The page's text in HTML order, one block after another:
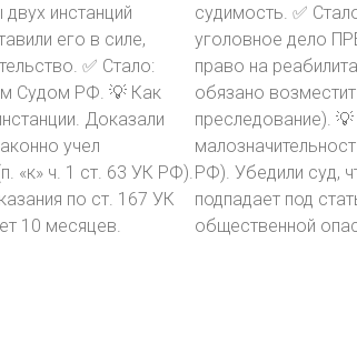
инстанций
его в силе,
✅ Стало:
Судом РФ. 💡 Как
Доказали
учел
«к» ч. 1 ст. 63 УК РФ).
по ст. 167 УК
10 месяцев.
судимость. ✅
уголовное дело
право на
обязано
преследование).
РФ). Убедили суд,
подпадает под
общественной